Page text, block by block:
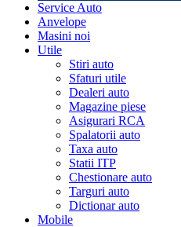
Service Auto
Anvelope
Masini noi
Utile
Stiri auto
Sfaturi utile
Dealeri auto
Magazine piese
Asigurari RCA
Spalatorii auto
Taxa auto
Statii ITP
Chestionare auto
Targuri auto
Dictionar auto
Mobile